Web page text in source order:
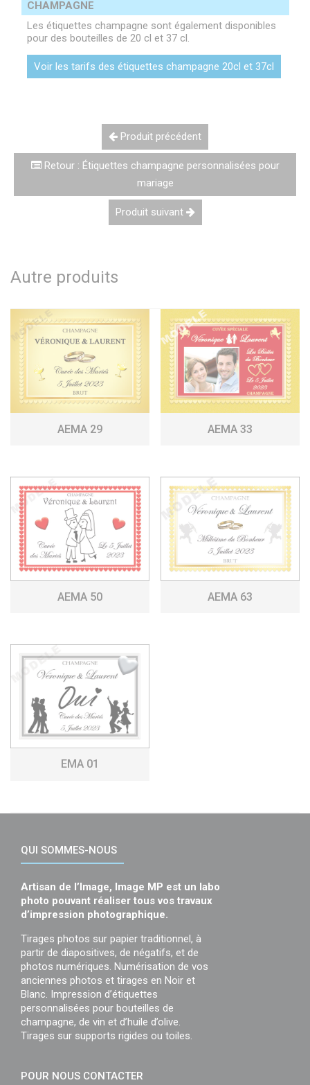
CHAMPAGNE
Les étiquettes champagne sont également disponibles
pour des bouteilles de 20 cl et 37 cl.
Voir les tarifs des étiquettes champagne 20cl et 37cl
Produit précédent
Retour : Étiquettes champagne personnalisées pour
mariage
Produit suivant
Autre produits
AEMA 29 AEMA 33
AEMA 50 AEMA 63
EMA 01
QUI SOMMES-NOUS
Artisan de l’Image, Image MP est un labo
photo pouvant réaliser tous vos travaux
d’impression photographique.
Tirages photos sur papier traditionnel, à
partir de diapositives, de négatifs, et de
photos numériques. Numérisation de vos
anciennes photos et tirages en Noir et
Blanc. Impression d’étiquettes
personnalisées pour bouteilles de
champagne, de vin et d’huile d’olive.
Tirages sur supports rigides ou toiles.
POUR NOUS CONTACTER